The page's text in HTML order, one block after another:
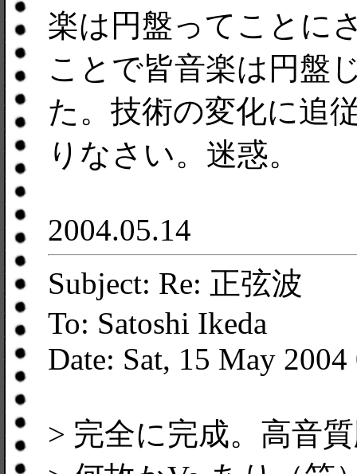
楽は円盤ってことに
ことで皆音楽は円盤
た。技術の変化に追
りなさい。迷惑。
2004.05.14
Subject: Re: 正弦波
To: Satoshi Ikeda
Date: Sat, 15 May
> 完全に完成。高音